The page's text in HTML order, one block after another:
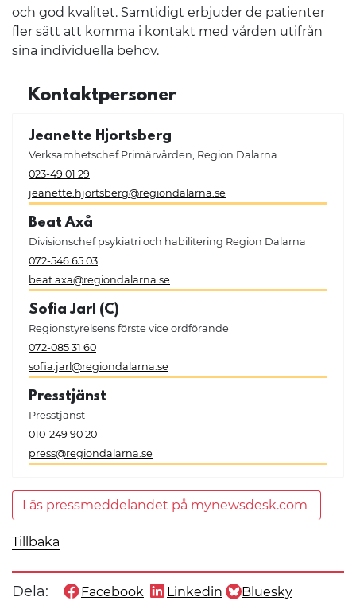
och god kvalitet. Samtidigt erbjuder de patienter
fler sätt att komma i kontakt med vården utifrån
sina individuella behov.
Kontaktpersoner
Jeanette Hjortsberg
Verksamhetschef Primärvården, Region Dalarna
023-49 01 29
jeanette.hjortsberg@regiondalarna.se
Beat Axå
Divisionschef psykiatri och habilitering Region Dalarna
072-546 65 03
beat.axa@regiondalarna.se
Sofia Jarl (C)
Regionstyrelsens förste vice ordförande
072-085 31 60
sofia.jarl@regiondalarna.se
Presstjänst
Presstjänst
010-249 90 20
press@regiondalarna.se
Läs pressmeddelandet på mynewsdesk.com
Tillbaka
Dela: Dela denna sida på
Facebook
Dela denna sida på
Linkedin
Dela denna sida på
Bluesky